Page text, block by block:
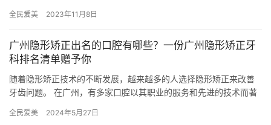
来小编…
全民爱美 2023年11月8日
广州隐形矫正出名的口腔有哪些？一份广州隐形矫正牙
科排名清单赠予你
随着隐形矫正技术的不断发展，越来越多的人选择隐形矫正来改善
牙齿问题。 在广州，有多家口腔以其职业的服务和先进的技术而著
下…
全民爱美 2024年5月27日